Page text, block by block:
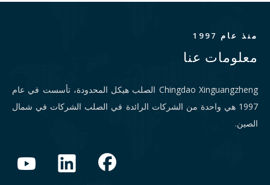
منذ عام 1997
معلومات عنا
Chingdao Xinguangzheng الصلب هيكل المحدودة، تأسست في عام
1997 هي واحدة من الشركات الرائدة في الصلب الشركات في شمال
الصين.